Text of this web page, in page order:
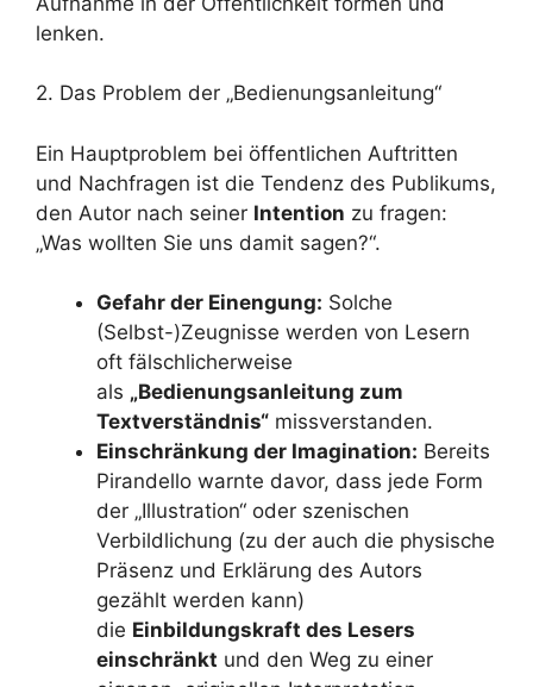
lenken.
2. Das Problem der „Bedienungsanleitung“
Ein Hauptproblem bei öffentlichen Auftritten
und Nachfragen ist die Tendenz des Publikums,
den Autor nach seiner Intention zu fragen:
„Was wollten Sie uns damit sagen?“.
Gefahr der Einengung: Solche
(Selbst-)Zeugnisse werden von Lesern
oft fälschlicherweise
als „Bedienungsanleitung zum
Textverständnis“ missverstanden.
Einschränkung der Imagination: Bereits
Pirandello warnte davor, dass jede Form
der „Illustration“ oder szenischen
Verbildlichung (zu der auch die physische
Präsenz und Erklärung des Autors
gezählt werden kann)
die Einbildungskraft des Lesers
einschränkt und den Weg zu einer